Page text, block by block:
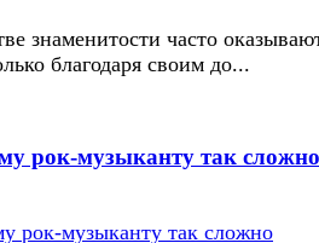
знаменитости часто
благодаря своим до...
рок-музыканту так сложно